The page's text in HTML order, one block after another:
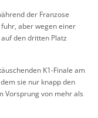
der Franzose
aber wegen einer
den dritten Platz
K1-Finale am
sie nur knapp den
Vorsprung von mehr als